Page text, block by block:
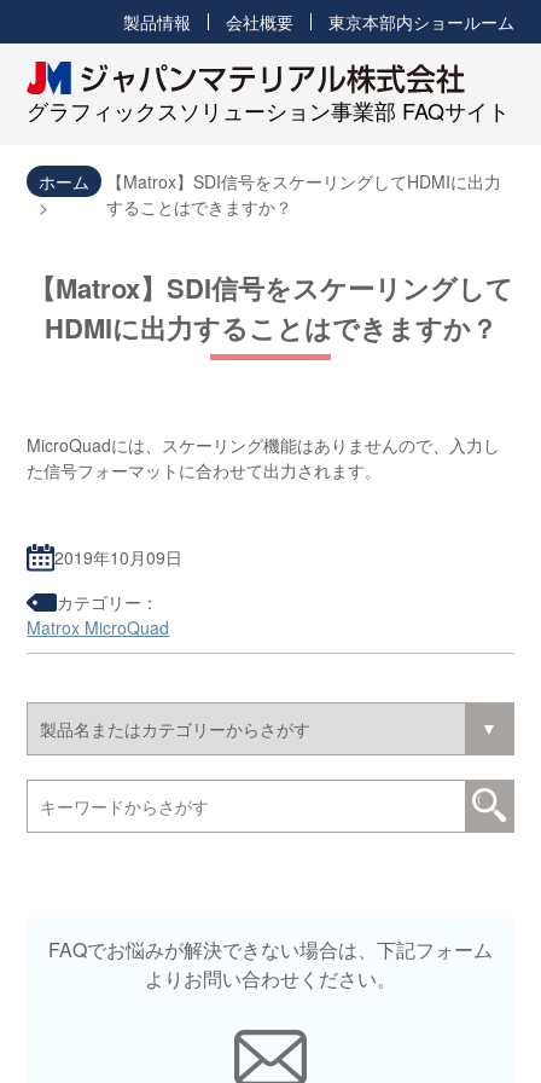
グラフィックスソリューション事業部 FAQサイト
製品情報 会社概要 東京本部内ショールーム
ホーム
【Matrox】SDI信号をスケーリングしてHDMIに出力
することはできますか？
【Matrox】SDI信号をスケーリングして
HDMIに出力することはできますか？
MicroQuadには、スケーリング機能はありませんので、入力し
た信号フォーマットに合わせて出力されます。
2019年10月09日
カテゴリー：
Matrox MicroQuad
FAQでお悩みが解決できない場合は、下記フォーム
よりお問い合わせください。